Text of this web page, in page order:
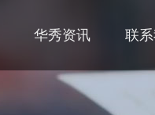
华秀资讯 联